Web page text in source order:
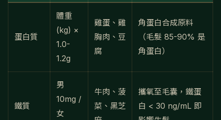
蛋白質
體重
(kg) ×
1.0-
1.2g
雞蛋、雞
胸肉、豆
腐
角蛋白合成原料
（毛髮 85-90% 是
角蛋白）
鐵質
男
10mg /
女
牛肉、菠
菜、黑芝
攜氧至毛囊，鐵蛋
白 < 30 ng/mL 即